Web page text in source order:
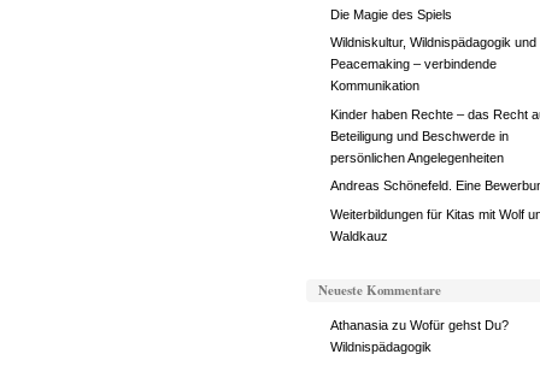
Die Magie des Spiels
Wildniskultur, Wildnispädagogik und
Peacemaking – verbindende
Kommunikation
Kinder haben Rechte – das Recht
Beteiligung und Beschwerde in
persönlichen Angelegenheiten
Andreas Schönefeld. Eine
Weiterbildungen für Kitas mit Wolf
Waldkauz
Neueste Kommentare
Athanasiazu Wofür gehst Du?
Wildnispädagogik